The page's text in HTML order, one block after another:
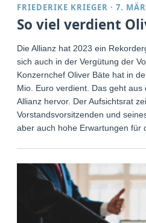
FRIEDERIKE KRIEGER ·7.
So viel verdient
Die Allianz hat 2023 ein
sich auch in der Vergütung der
Konzernchef Oliver Bäte hat in
Mio. Euro verdient. Das geht
Allianz hervor. Der Aufsichtsrat
Vorstandsvorsitzenden und
aber auch hohe Erwartungen für